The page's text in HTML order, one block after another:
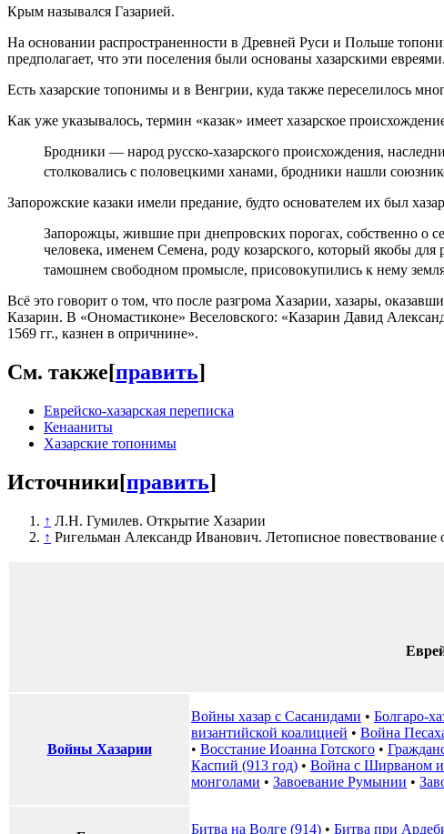
Крым назывался Газарией.
На основании распространенности в Древней Руси и Польше
предполагает, что эти поселения были основаны хазарскими евреями.
Есть хазарские топонимы и в Венгрии, куда также переселилось
Как уже указывалось, термин «казак» имеет хазарское
Бродники — народ русско-хазарского происхождения,
столковались с половецкими ханами, бродники нашли
Запорожские казаки имели предание, будто основателем их был
Запорожцы, жившие при днепровских порогах, собственно о
человека, име­нем Семена, роду козарского, который якобы
тамошнем свободном промысле, присовоку­пились к нему
Всё это говорит о том, что после разгрома Хазарии, хазары,
Казарин. В «Ономастиконе» Веселовского: «Казарин Давид
1569 гг., казнен в опричнине».
См. также[править]
Еврейско-хазарская переписка
Кенааниты
Хазарские топонимы
Источники[править]
↑ Л.Н. Гумилев. Открытие Хазарии
↑ Ригельман Александр Иванович. Летописное
Войны Хазарии
Войны хазар с Сасанидами • Болгаро-
византийской коалицией • Война
• Восстание Иоанна Готского •
Каспий (913 год) • Война с Ширваном
монголами • Завоевание Румынии •
Битва на Волге (914) • Битва при